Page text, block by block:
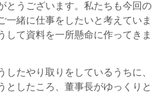
とうございます。私たちも今回の
一緒に仕事をしたいと考えていま
して資料を一所懸命に作ってきま
たやり取りをしているうちに、
としたころ、董事長がゆっくりと